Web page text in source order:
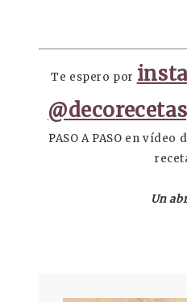
Te espero por
PASO A PASO en
Un